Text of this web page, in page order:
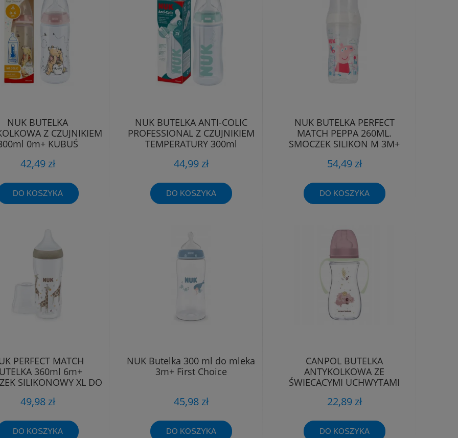
NUK BUTELKA
Z CZUJNIKIEM
0m+ KUBUŚ
42,49 zł
DO KOSZYKA
NUK BUTELKA ANTI-COLIC
PROFESSIONAL Z CZUJNIKIEM
TEMPERATURY 300ml
44,99 zł
DO KOSZYKA
NUK BUTELKA PERFECT
MATCH PEPPA 260ML.
SMOCZEK SILIKON M 3M+
54,49 zł
DO KOSZYKA
PERFECT MATCH
360ml 6m+
SILIKONOWY XL DO
49,98 zł
DO KOSZYKA
NUK Butelka 300 ml do mleka
3m+ First Choice
45,98 zł
DO KOSZYKA
CANPOL BUTELKA
ANTYKOLKOWA ZE
ŚWIECĄCYMI UCHWYTAMI
22,89 zł
DO KOSZYKA